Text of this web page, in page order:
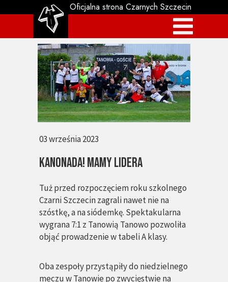
Tuż przed rozpoczęciem roku szkolnego
Czarni Szczecin zagrali nawet nie na
szóstkę, a na siódemkę. Spektakularna
wygrana 7:1 z Tanowią Tanowo pozwoliła
objąć prowadzenie w tabeli A klasy.
Oba zespoły przystąpiły do niedzielnego
meczu w Tanowie po zwycięstwie na
KANONADA! MAMY LIDERA
03 września 2023
Oficjalna strona Czarnych Szczecin